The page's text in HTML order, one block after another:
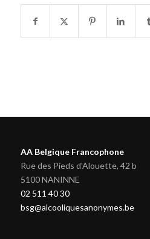
AA Belgique Francophone
Rue des Pieds d'Alouette, 42 b
5100 NANINNE
02 511 40 30
bsg@alcooliquesanonymes.be